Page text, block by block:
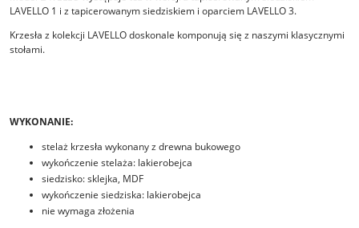
LAVELLO 1 i z tapicerowanym siedziskiem i oparciem LAVELLO 3.
Krzesła z kolekcji LAVELLO doskonale komponują się z naszymi klasycznymi
stołami.
WYKONANIE:
stelaż krzesła wykonany z drewna bukowego
wykończenie stelaża: lakierobejca
siedzisko: sklejka, MDF
wykończenie siedziska: lakierobejca
nie wymaga złożenia